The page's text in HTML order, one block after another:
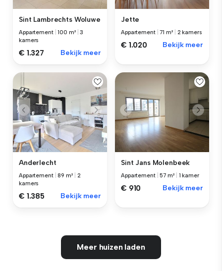
Sint Lambrechts Woluwe
Appartement |100 m² |3
kamers
€ 1.327 Bekijk meer
Jette
Appartement |71 m² 2 kamers
€ 1.020 Bekijk meer
Anderlecht
Appartement |89 m²
2
kamers
€ 1.385 Bekijk meer
Sint Jans Molenbeek
Appartement |57 m² 1 kamer
€ 910 Bekijk meer
Meer huizen laden